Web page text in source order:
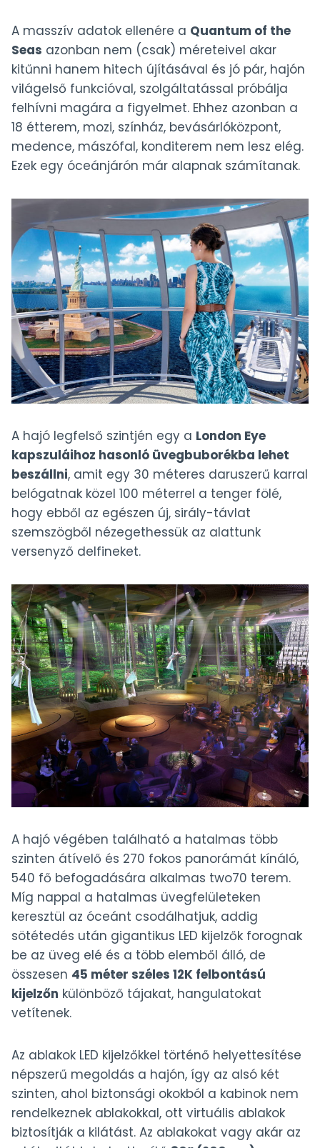
A masszív adatok ellenére a Quantum of the
Seas azonban nem (csak) méreteivel akar
kitűnni hanem hitech újításával és jó pár, hajón
világelső funkcióval, szolgáltatással próbálja
felhívni magára a figyelmet. Ehhez azonban a
18 étterem, mozi, színház, bevásárlóközpont,
medence, mászófal, konditerem nem lesz elég.
Ezek egy óceánjárón már alapnak számítanak.
A hajó legfelső szintjén egy a London Eye
kapszuláihoz hasonló üvegbuborékba lehet
beszállni, amit egy 30 méteres daruszerű karral
belógatnak közel 100 méterrel a tenger fölé,
hogy ebből az egészen új, sirály-távlat
szemszögből nézegethessük az alattunk
versenyző delfineket.
A hajó végében található a hatalmas több
szinten átívelő és 270 fokos panorámát kínáló,
540 fő befogadására alkalmas two70 terem.
Míg nappal a hatalmas üvegfelületeken
keresztül az óceánt csodálhatjuk, addig
sötétedés után gigantikus LED kijelzők forognak
be az üveg elé és a több elemből álló, de
összesen 45 méter széles 12K felbontású
kijelzőn különböző tájakat, hangulatokat
vetítenek.
Az ablakok LED kijelzőkkel történő helyettesítése
népszerű megoldás a hajón, így az alsó két
szinten, ahol biztonsági okokból a kabinok nem
rendelkeznek ablakokkal, ott virtuális ablakok
biztosítják a kilátást. Az ablakokat vagy akár az